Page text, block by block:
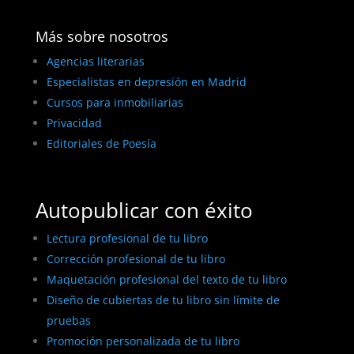
Más sobre nosotros
Agencias literarias
Especialistas en depresión en Madrid
Cursos para inmobiliarias
Privacidad
Editoriales de Poesía
Autopublicar con éxito
Lectura profesional de tu libro
Corrección profesional de tu libro
Maquetación profesional del texto de tu libro
Diseño de cubiertas de tu libro sin límite de
pruebas
Promoción personalizada de tu libro